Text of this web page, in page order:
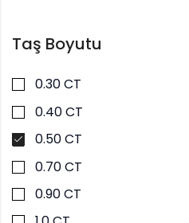
Taş Boyutu
0.30 CT
0.40 CT
0.50 CT
0.70 CT
0.90 CT